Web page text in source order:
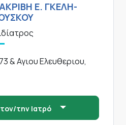
Ε. ΓΚΕΛΗ-
& Αγιου Ελευθεριου,
την Ιατρό